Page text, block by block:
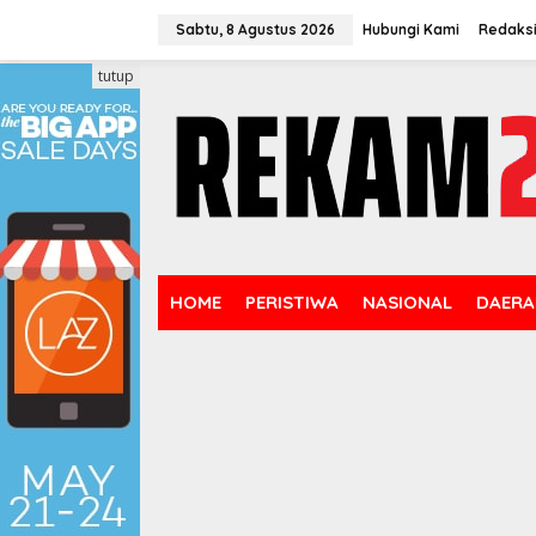
konten
Sabtu, 8 Agustus 2026 Hubungi Kami Redaksi
HOME PERISTIWA NASIONAL
tutup